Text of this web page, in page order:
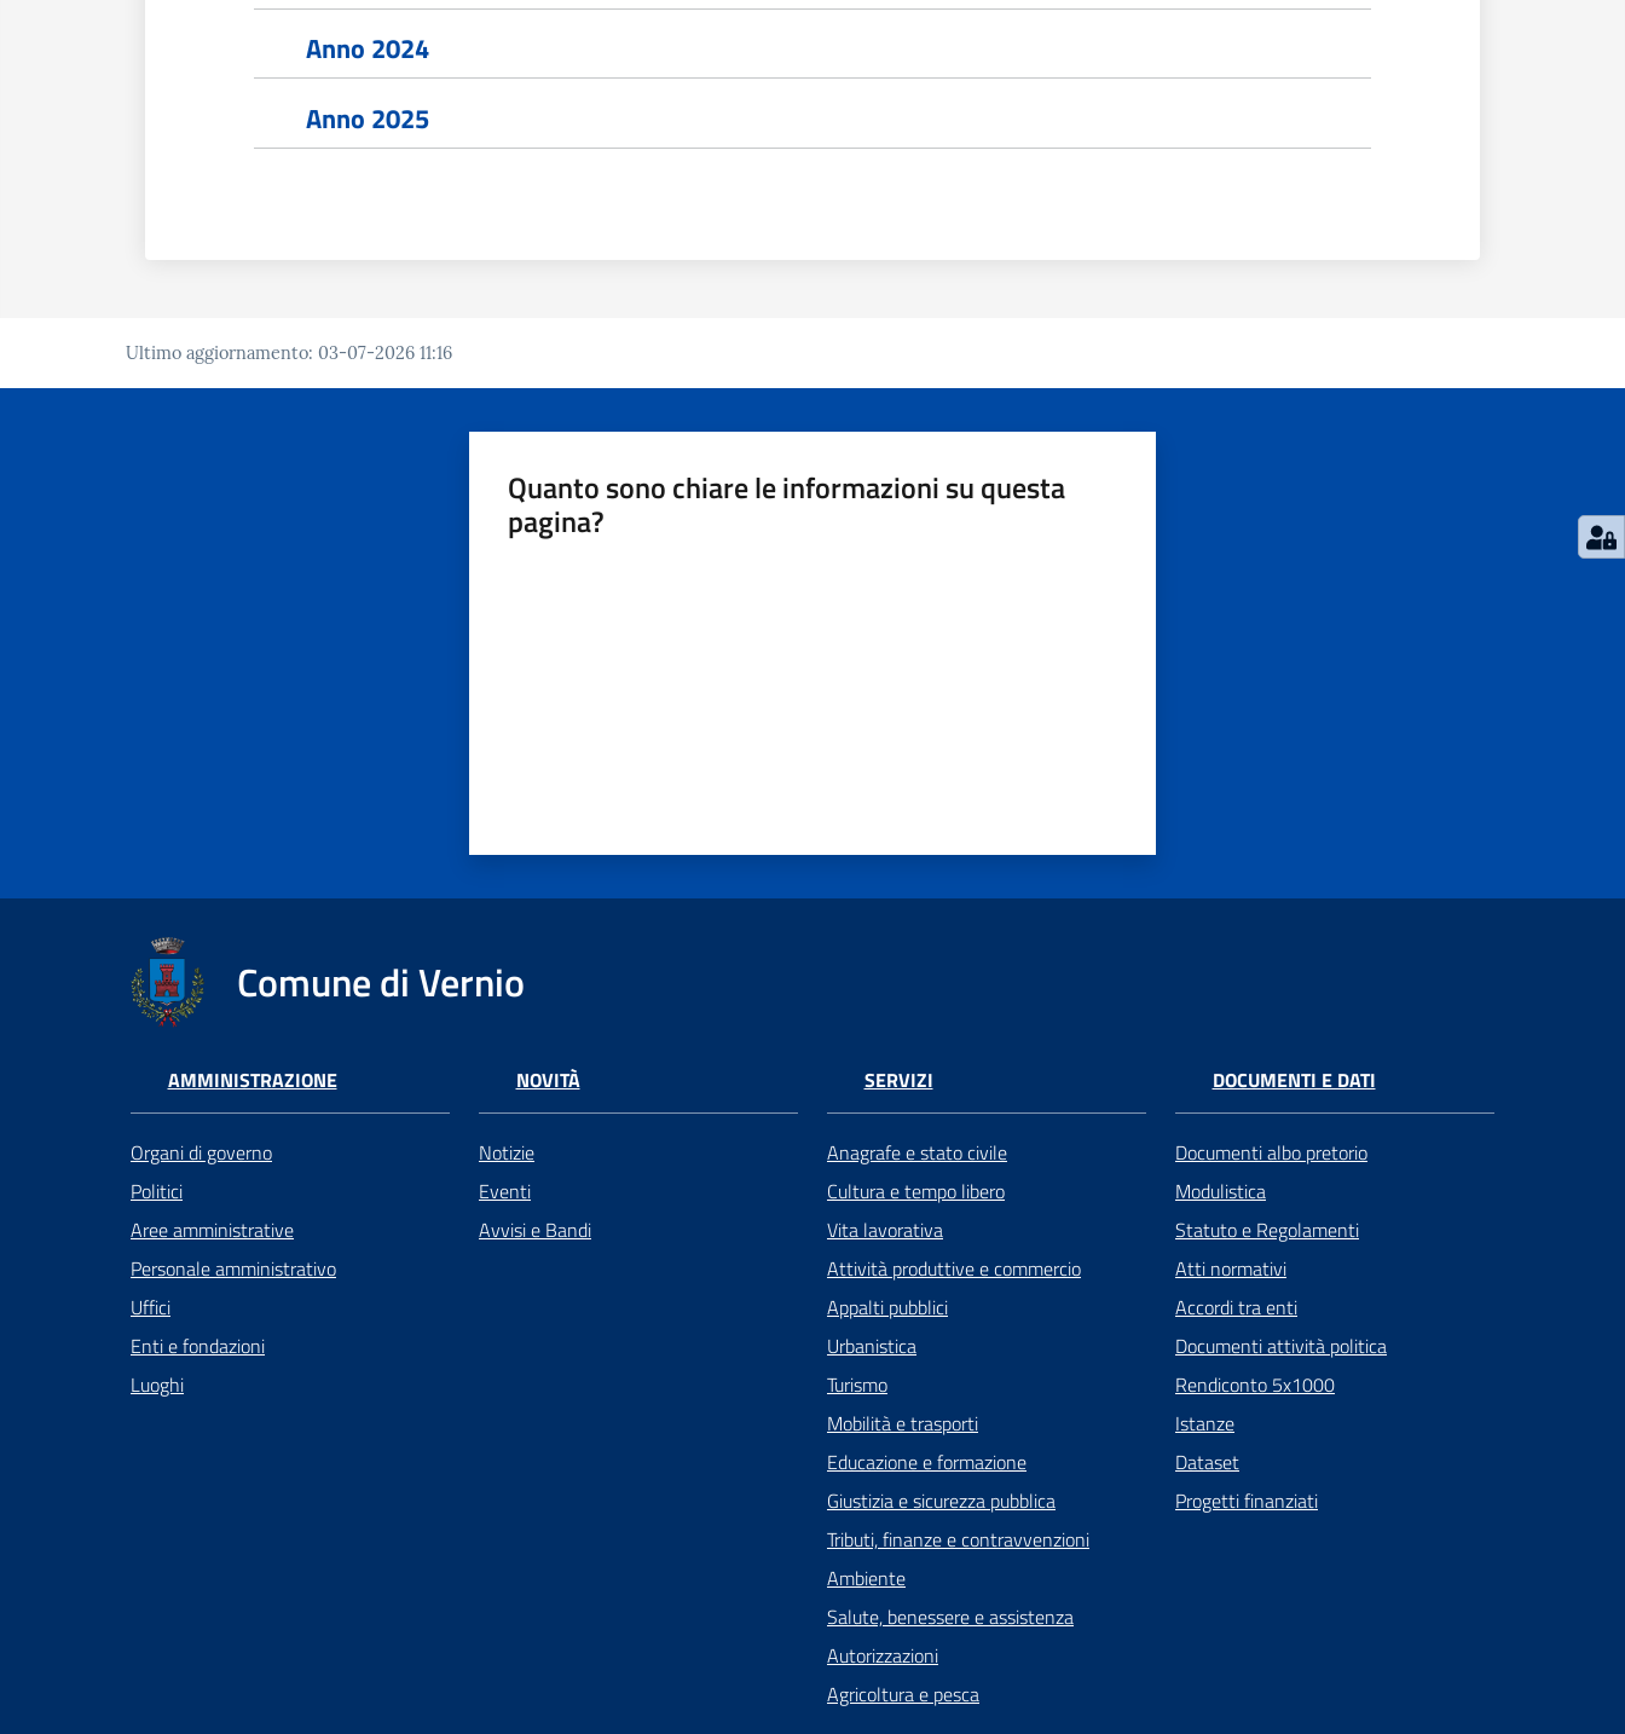
Anno 2024
Anno 2025
Ultimo aggiornamento: 03-07-2026 11:16
Quanto sono chiare le informazioni su questa
pagina?
Comune di Vernio
AMMINISTRAZIONE
Organi di governo
Politici
Aree amministrative
Personale amministrativo
Uffici
Enti e fondazioni
Luoghi
NOVITÀ
Notizie
Eventi
Avvisi e Bandi
SERVIZI
Anagrafe e stato civile
Cultura e tempo libero
Vita lavorativa
Attività produttive e commercio
Appalti pubblici
Urbanistica
Turismo
Mobilità e trasporti
Educazione e formazione
Giustizia e sicurezza pubblica
Tributi, finanze e contravvenzioni
Ambiente
Salute, benessere e assistenza
Autorizzazioni
Agricoltura e pesca
DOCUMENTI E DATI
Documenti albo pretorio
Modulistica
Statuto e Regolamenti
Atti normativi
Accordi tra enti
Documenti attività politica
Rendiconto 5x1000
Istanze
Dataset
Progetti finanziati